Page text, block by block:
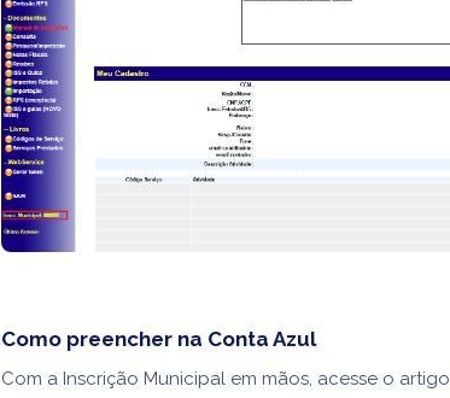
Como preencher na Conta Azul
Com a Inscrição Municipal em mãos, acesse o artigo